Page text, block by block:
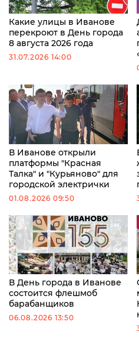
Какие улицы в Иванове
перекроют в День города
8 августа 2026 года
31.07.2026 14:00
В Иванове открыли
платформы "Красная
Талка" и "Курьяново" для
городской электрички
01.08.2026 09:50
В День города в Иванове
состоится флешмоб
барабанщиков
06.08.2026 13:50